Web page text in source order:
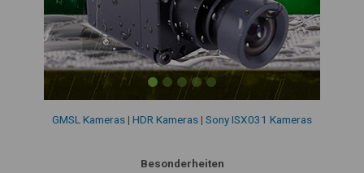
GMSL Kameras | HDR Kameras | Sony ISX031 Kameras
Besonderheiten